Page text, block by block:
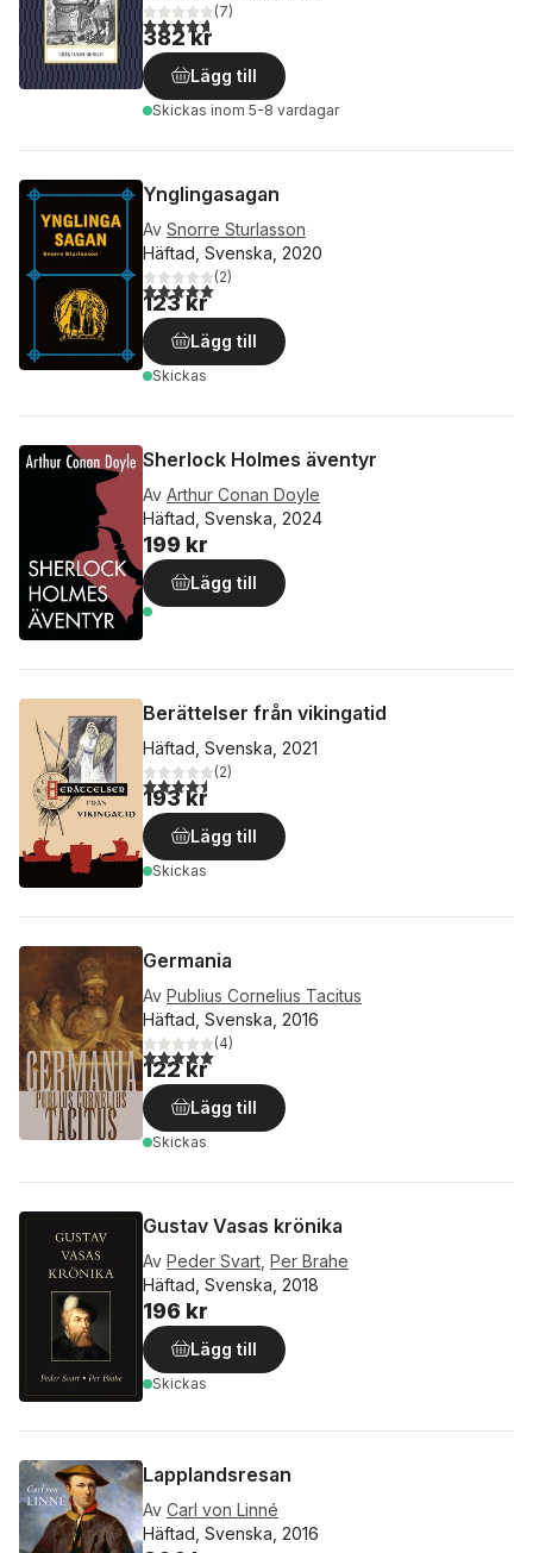
4,7utav 5 stjärnor. Totalt antal röster:
(7)
382 kr
Lägg till
Skickas inom 5-8 vardagar
Ynglingasagan
Av Snorre Sturlasson
Häftad, Svenska, 2020
5,0utav 5 stjärnor. Totalt antal röster:
(2)
123 kr
Lägg till
Skickas
Sherlock Holmes äventyr
Av Arthur Conan Doyle
Häftad, Svenska, 2024
199 kr
Lägg till
Berättelser från vikingatid
Häftad, Svenska, 2021
4,5utav 5 stjärnor. Totalt antal röster:
(2)
193 kr
Lägg till
Skickas
Germania
Av Publius Cornelius Tacitus
Häftad, Svenska, 2016
5,0utav 5 stjärnor. Totalt antal röster:
(4)
122 kr
Lägg till
Skickas
Gustav Vasas krönika
Av Peder Svart Per Brahe
Häftad, Svenska, 2018
196 kr
Lägg till
Skickas
Lapplandsresan
Av Carl von Linné
Häftad, Svenska, 2016